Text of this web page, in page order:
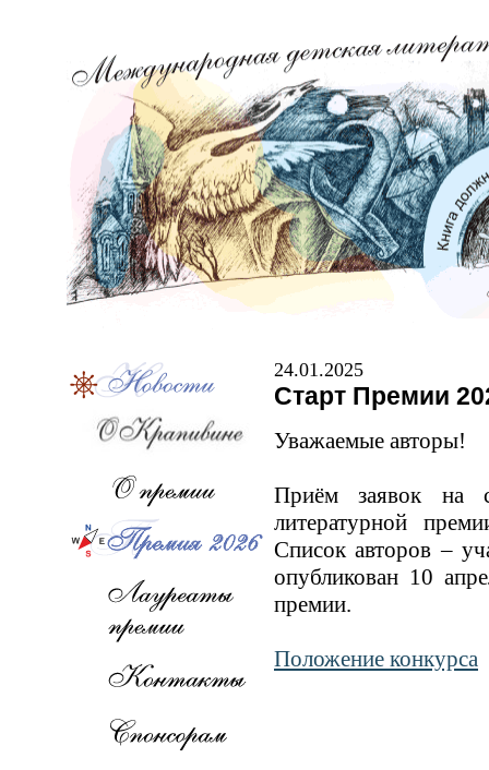
24.01.2025
Старт Премии
Уважаемые авторы!
Приём заявок на
литературной
Список авторов –
опубликован 10
премии.
Положение конкурса